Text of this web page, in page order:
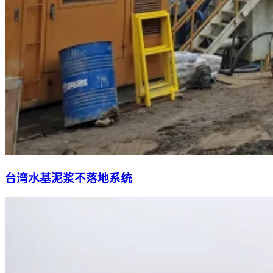
台湾水基泥浆不落地系统